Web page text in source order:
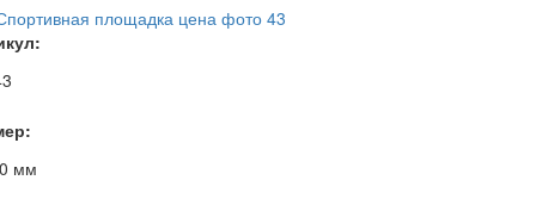
мм